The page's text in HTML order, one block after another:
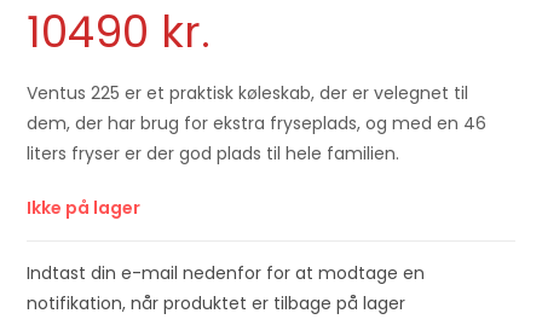
10490 kr.
Ventus 225 er et praktisk køleskab, der er velegnet til
dem, der har brug for ekstra fryseplads, og med en 46
liters fryser er der god plads til hele familien.
Ikke på lager
Indtast din e-mail nedenfor for at modtage en
notifikation, når produktet er tilbage på lager